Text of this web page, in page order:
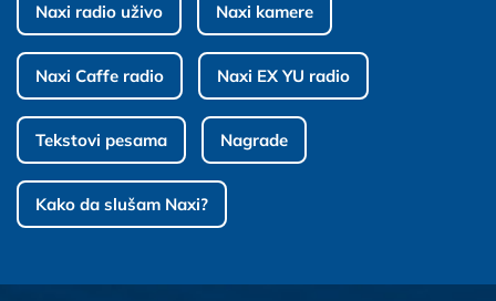
Naxi radio uživo Naxi kamere
Naxi Caffe radio Naxi EX YU radio
Tekstovi pesama Nagrade
Kako da slušam Naxi?